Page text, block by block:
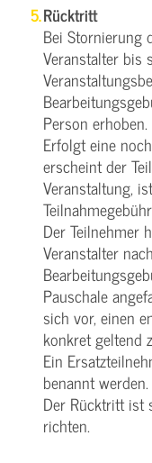
Rücktritt
Bei Stornierung
Veranstalter bis
Person erhoben.
Erfolgt eine
erscheint der
Veranstaltung,
Der Teilnehmer
Veranstalter
Pauschale
sich vor, einen
konkret geltend
Ein
benannt werden.
Der Rücktritt ist
richten.